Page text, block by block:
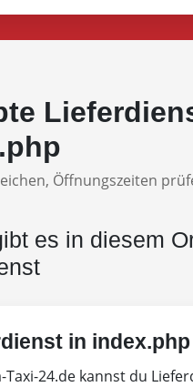
Öffnungszeiten
es in diesem
in
Taxi-24.de kannst du